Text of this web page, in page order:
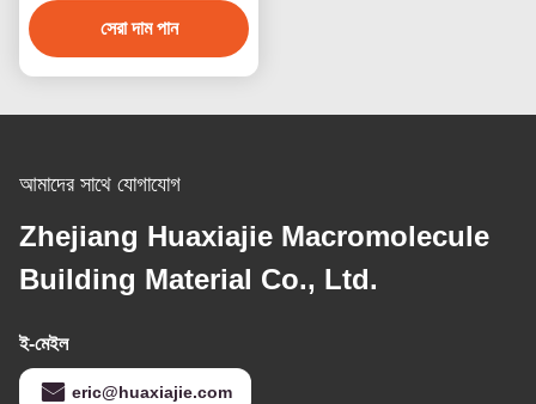
সেরা দাম পান
আমাদের সাথে যোগাযোগ
Zhejiang Huaxiajie Macromolecule
Building Material Co., Ltd.
ই-মেইল
eric@huaxiajie.com